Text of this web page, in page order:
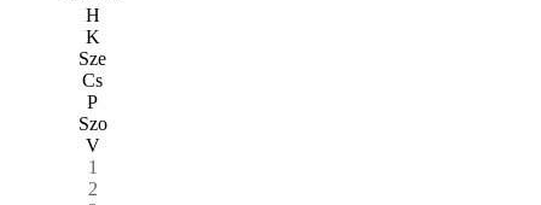
H
K
Sze
Cs
P
Szo
V
1
2